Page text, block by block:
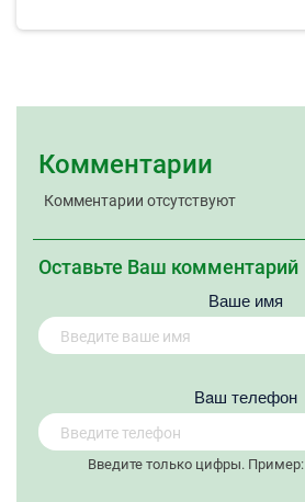
Комментарии
Комментарии отсутствуют
Оставьте Ваш комментарий
Ваше имя
Вaш телефон
Введите только цифры. Пример: